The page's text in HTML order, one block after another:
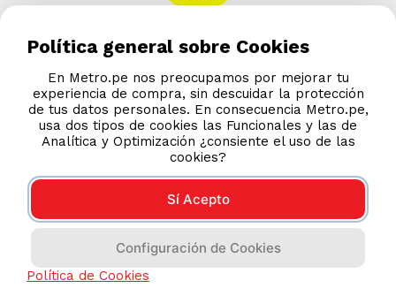
AYUDA CALLCENTER
(511) 613-8888
TIENDAS ONLINE
NOSOTROS
CONTÁCTANOS
Política general sobre Cookies
En Metro.pe nos preocupamos por mejorar tu
experiencia de compra, sin descuidar la protección
de tus datos personales. En consecuencia Metro.pe,
usa dos tipos de cookies las Funcionales y las de
Analítica y Optimización ¿consiente el uso de las
cookies?
Sí Acepto
Configuración de Cookies
Política de Cookies